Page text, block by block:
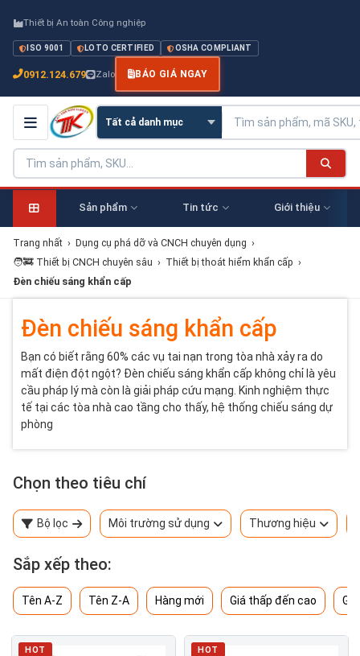
Thiết bị An toàn Công nghiệp
ISO 9001 LOTO CERTIFIED OSHA COMPLIANT
0912.124.679 Zalo BÁO GIÁ NGAY
Sản phẩm Tin tức Giới thiệu
Trang nhất › Dụng cụ phá dỡ và CNCH chuyên dụng ›
🧑‍🚒 Thiết bị CNCH chuyên sâu › Thiết bị thoát hiểm khẩn cấp ›
Đèn chiếu sáng khẩn cấp
Đèn chiếu sáng khẩn cấp
Bạn có biết rằng 60% các vụ tai nạn trong tòa nhà xảy ra do
mất điện đột ngột? Đèn chiếu sáng khẩn cấp không chỉ là yêu
cầu pháp lý mà còn là giải pháp cứu mạng. Kinh nghiệm thực
tế tại các tòa nhà cao tầng cho thấy, hệ thống chiếu sáng dự
phòng
Chọn theo tiêu chí
Bộ lọc Môi trường sử dụng Thương hiệu
Sắp xếp theo:
Tên A-Z Tên Z-A Hàng mới Giá thấp đến cao
HOT HOT